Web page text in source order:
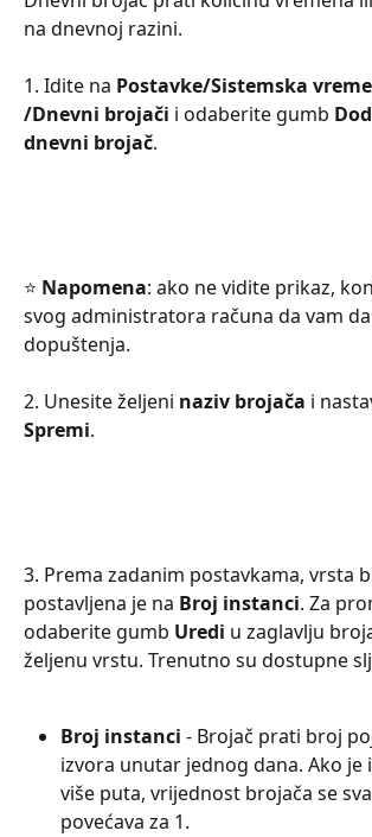
na dnevnoj razini.
1. Idite na Postavke/Sistemska
/Dnevni brojači i odaberite gumb
dnevni brojač.
⭐ Napomena: ako ne vidite prikaz,
svog administratora računa da vam
dopuštenja.
2. Unesite željeni naziv brojača i
Spremi.
3. Prema zadanim postavkama, vrsta
postavljena je na Broj instanci. Za
odaberite gumb Uredi u zaglavlju
željenu vrstu. Trenutno su dostupne
Broj instanci - Brojač prati broj
izvora unutar jednog dana. Ako je
više puta, vrijednost brojača se
povećava za 1.